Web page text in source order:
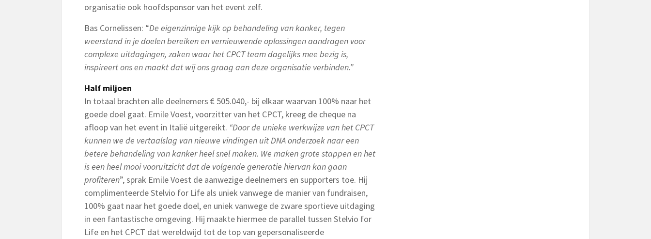
organisatie ook hoofdsponsor van het event zelf.
Bas Cornelissen: “De eigenzinnige kijk op behandeling van kanker, tegen
weerstand in je doelen bereiken en vernieuwende oplossingen aandragen voor
complexe uitdagingen, zaken waar het CPCT team dagelijks mee bezig is,
inspireert ons en maakt dat wij ons graag aan deze organisatie verbinden.”
Half miljoen
In totaal brachten alle deelnemers € 505.040,- bij elkaar waarvan 100% naar het
goede doel gaat. Emile Voest, voorzitter van het CPCT, kreeg de cheque na
afloop van het event in Italië uitgereikt. “Door de unieke werkwijze van het CPCT
kunnen we de vertaalslag van nieuwe vindingen uit DNA onderzoek naar een
betere behandeling van kanker heel snel maken. We maken grote stappen en het
is een heel mooi vooruitzicht dat de volgende generatie hiervan kan gaan
profiteren”, sprak Emile Voest de aanwezige deelnemers en supporters toe. Hij
complimenteerde Stelvio for Life als uniek vanwege de manier van fundraisen,
100% gaat naar het goede doel, en uniek vanwege de zware sportieve uitdaging
in een fantastische omgeving. Hij maakte hiermee de parallel tussen Stelvio for
Life en het CPCT dat wereldwijd tot de top van gepersonaliseerde